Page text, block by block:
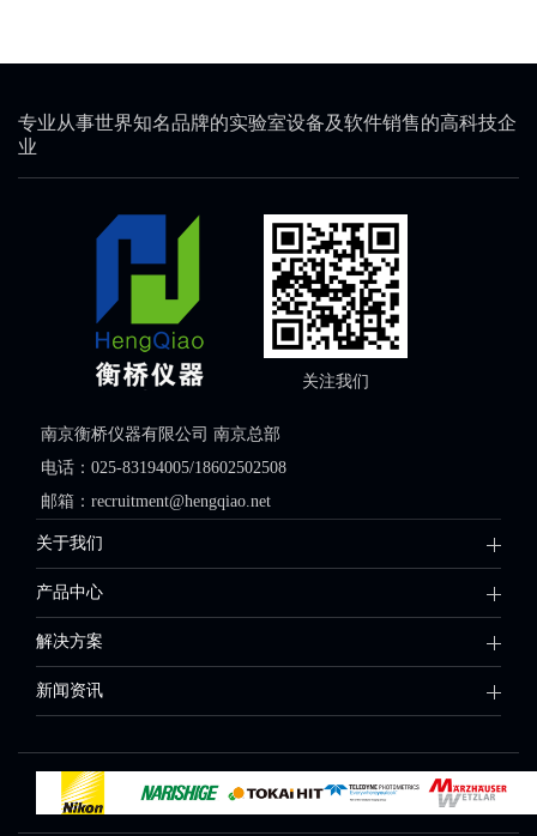
专业从事世界知名品牌的实验室设备及软件销售的高科技企
业
关注我们
南京衡桥仪器有限公司 南京总部
电话：025-83194005/18602502508
邮箱：recruitment@hengqiao.net
关于我们
产品中心
解决方案
新闻资讯